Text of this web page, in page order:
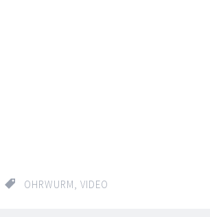
OHRWURM, VIDEO